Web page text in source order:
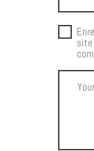
site